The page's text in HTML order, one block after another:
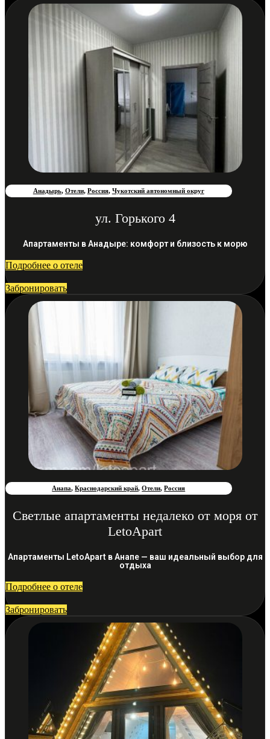
Анадырь, Отели, Россия, Чукотский автономный округ
ул. Горького 4
Апартаменты в Анадыре: комфорт и близость к морю
Подробнее о отеле
Забронировать
Анапа,Краснодарский край,Отели,Россия
Светлые апартаменты недалеко от моря от
LetoApart
Апартаменты LetoApart в Анапе — ваш идеальный выбор для
отдыха
Подробнее о отеле
Забронировать